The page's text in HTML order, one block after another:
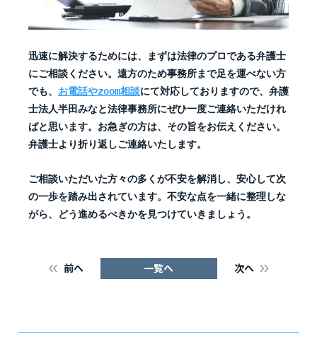
迅速に解決するためには、まずは法律のプロである弁護士
にご相談ください。遠方のため事務所まで足を運べない方
でも、 お電話やzoom相談にて対応しておりますので、弁護
士法人半田みなと法律事務所にぜひ一度ご連絡いただけれ
ばと思います。お急ぎの方は、その旨をお伝えください。
弁護士より折り返しご連絡いたします。
ご相談いただいた方々の多くが不安を解消し、安心して次
の一歩を踏み出されています。不安な点を一緒に整理しな
がら、どう進めるべきかを見つけていきましょう。
前へ 一覧へ 次へ